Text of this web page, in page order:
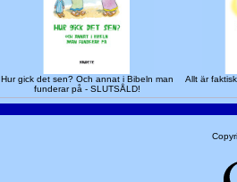
Hur gick det sen? Och annat i Bibeln man
funderar på - SLUTSÅLD!
Allt är